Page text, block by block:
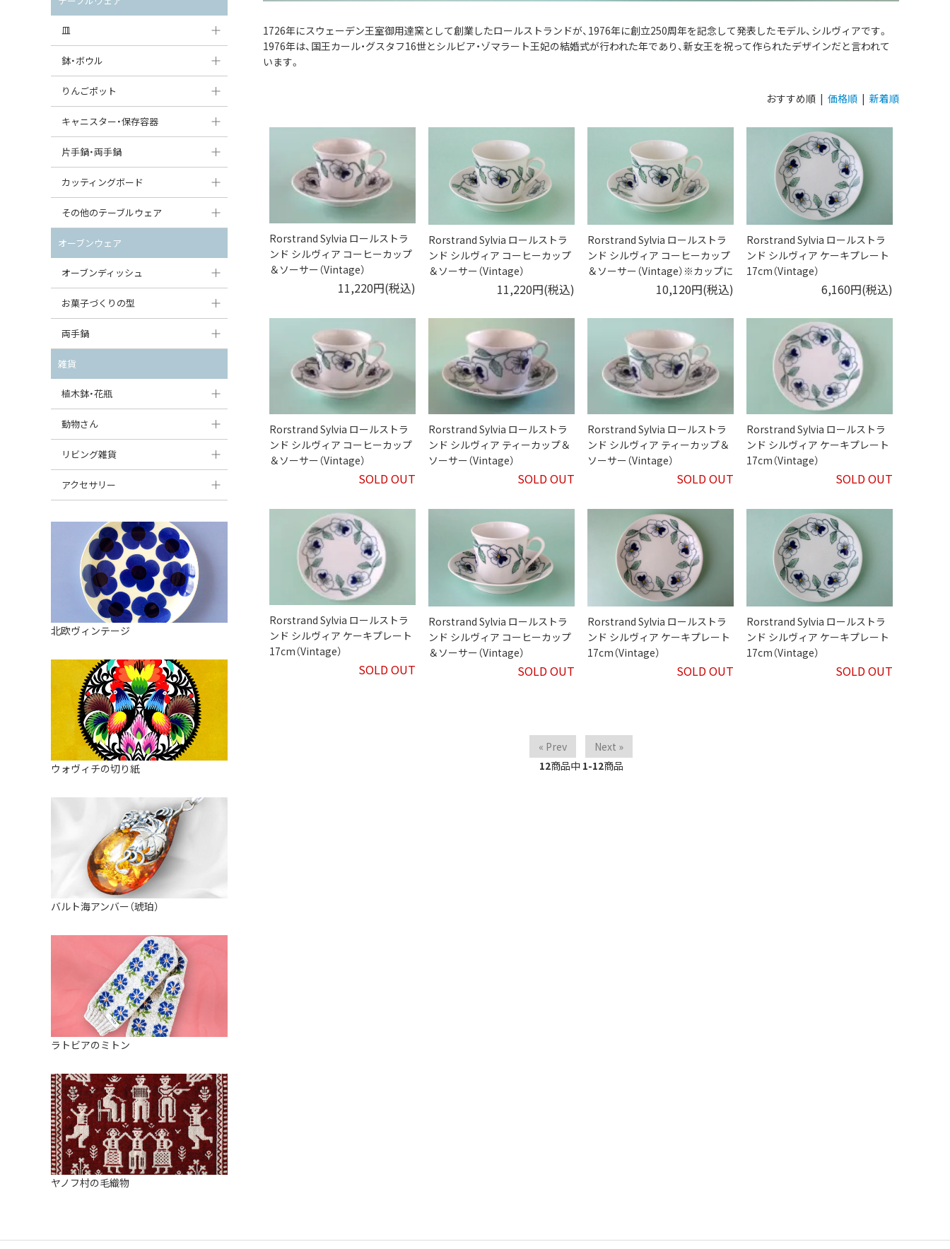
1726年にスウェーデン王室御用達窯として創業したロールストランドが、1976年に創立250周年を記念して発表したモデル、シルヴィアです。
1976年は、国王カール・グスタフ16世とシルビア・ゾマラート王妃の結婚式が行われた年であり、新女王を祝って作られたデザインだと言われて
います。
おすすめ順 | 価格順 | 新着順
Rorstrand Sylvia ロールストラ
ンド シルヴィア コーヒーカップ
＆ソーサー（Vintage）
11,220円(税込)
Rorstrand Sylvia ロールストラ
ンド シルヴィア コーヒーカップ
＆ソーサー（Vintage）
11,220円(税込)
Rorstrand Sylvia ロールストラ
ンド シルヴィア コーヒーカップ
＆ソーサー（Vintage）※カップに
10,120円(税込)
Rorstrand Sylvia ロールストラ
ンド シルヴィア ケーキプレート
17cm（Vintage）
6,160円(税込)
Rorstrand Sylvia ロールストラ
ンド シルヴィア コーヒーカップ
＆ソーサー（Vintage）
SOLD OUT
Rorstrand Sylvia ロールストラ
ンド シルヴィア ティーカップ＆
ソーサー（Vintage）
SOLD OUT
Rorstrand Sylvia ロールストラ
ンド シルヴィア ティーカップ＆
ソーサー（Vintage）
SOLD OUT
Rorstrand Sylvia ロールストラ
ンド シルヴィア ケーキプレート
17cm（Vintage）
SOLD OUT
Rorstrand Sylvia ロールストラ
ンド シルヴィア ケーキプレート
17cm（Vintage）
SOLD OUT
Rorstrand Sylvia ロールストラ
ンド シルヴィア コーヒーカップ
＆ソーサー（Vintage）
SOLD OUT
Rorstrand Sylvia ロールストラ
ンド シルヴィア ケーキプレート
17cm（Vintage）
SOLD OUT
Rorstrand Sylvia ロールストラ
ンド シルヴィア ケーキプレート
17cm（Vintage）
SOLD OUT
« Prev
Next »
12商品中 1-12商品
ピッチャー
コーヒードリッパー
すべて見る
皿
大皿（24cm〜）
中皿（18〜24cm）
丸皿
スープ皿
ダルマプレート
たまご型プレート
ハート型プレート
変形プレート
分割ディッシュ
すべて見る
鉢・ボウル
大鉢（21cm〜）
中鉢（16〜21cm）
丸鉢・どんぶり・ボウル
茶碗
オーバルボウル
ハートボウル
葉っぱ型ボウル
りんご型ボウル
いちご型ボウル
星型ボウル
スープカップ
そば猪口・フリーカップ
ココット
薬味入れ
ミキシングボウル
すべて見る
りんごポット
りんごポット
りんごポット小
キャニスター・保存容器
キャニスター
つぼ
ガーリックポット
オニオンキャニスター
ガーリックキャニスター
チーズケース
バターディッシュ
六角形ポット
ボトル
すべて見る
片手鍋・両手鍋
ソースパン（片手鍋）
スープチュリーン
カッティングボード
角型カッティングボード
丸型カッティングボード
すべて見る
その他のテーブルウェア
調味料入れ
グレイヴィーボート
エッグカップ
ケーキスタンド
カトラリー
はしおき・カトラリーレスト
オーブンウェア
オーブンディッシュ
大型（24cm〜）
中型（18〜24cm）
スクエアオーブンディッシュ
オーバルオーブンディッシュ
すべて見る
お菓子づくりの型
パウンド型
マフィン型
すべて見る
両手鍋
チュリーン
キャセロール
すべて見る
雑貨
植木鉢・花瓶
植木鉢
花瓶
動物さん
フィギュア・置物
貯金箱
オーナメント
クリーマー
リビング雑貨
スツール
バス・洗面用品
家具小物
小物入れ
アロマポット
バスケット
装飾用タイル・プレート
ミニチュア
天使さま
カードスタンド
マグネット
すべて見る
アクセサリー
ペンダントトップ
すべて見る
北欧ヴィンテージ
ウォヴィチの切り紙
バルト海アンバー（琥珀）
ラトビアのミトン
ヤノフ村の毛織物